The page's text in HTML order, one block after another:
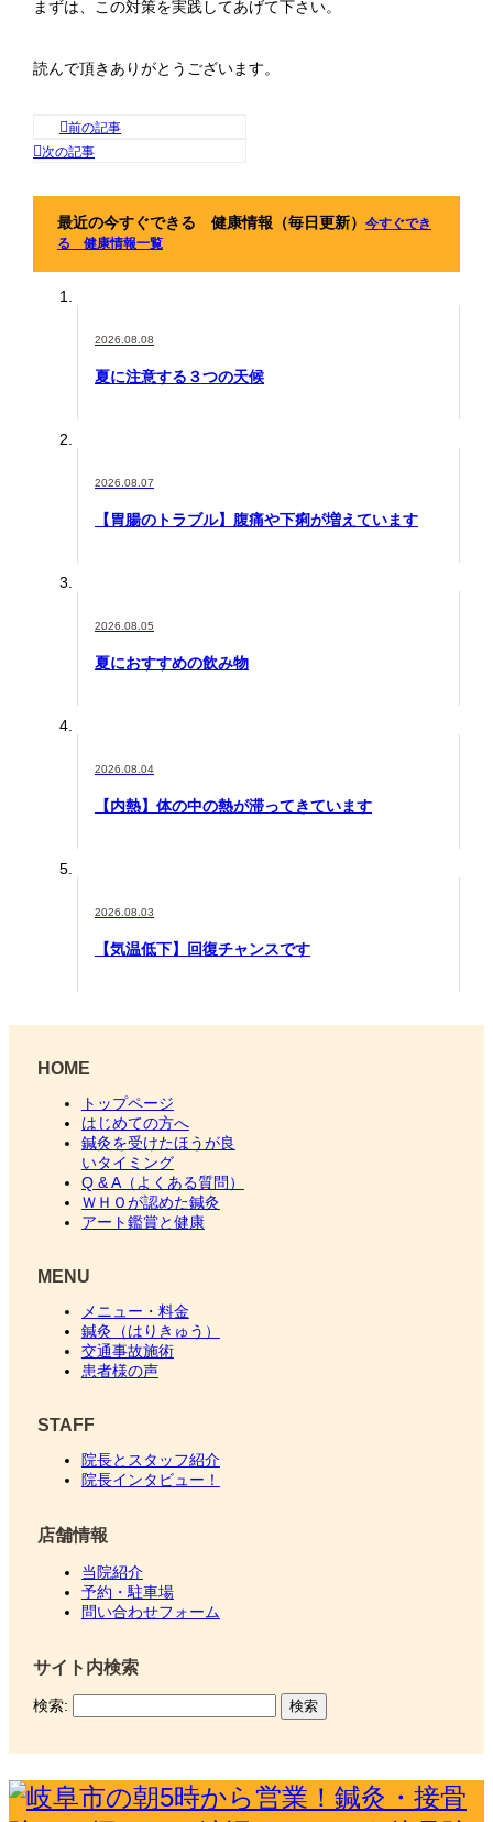
まずは、この対策を実践してあげて下さい。
読んで頂きありがとうございます。
最近の今すぐできる 健康情報（毎日更新） 今すぐでき
る 健康情報一覧
2026.08.08
夏に注意する３つの天候
2026.08.07
【胃腸のトラブル】腹痛や下痢が増えています
2026.08.05
夏におすすめの飲み物
2026.08.04
【内熱】体の中の熱が滞ってきています
2026.08.03
【気温低下】回復チャンスです
HOME
トップページ
はじめての方へ
鍼灸を受けたほうが良
いタイミング
Q & A（よくある質問）
ＷＨＯが認めた鍼灸
アート鑑賞と健康
MENU
メニュー・料金
鍼灸（はりきゅう）
交通事故施術
患者様の声
STAFF
院長とスタッフ紹介
院長インタビュー！
店舗情報
当院紹介
予約・駐車場
問い合わせフォーム
サイト内検索
検索: